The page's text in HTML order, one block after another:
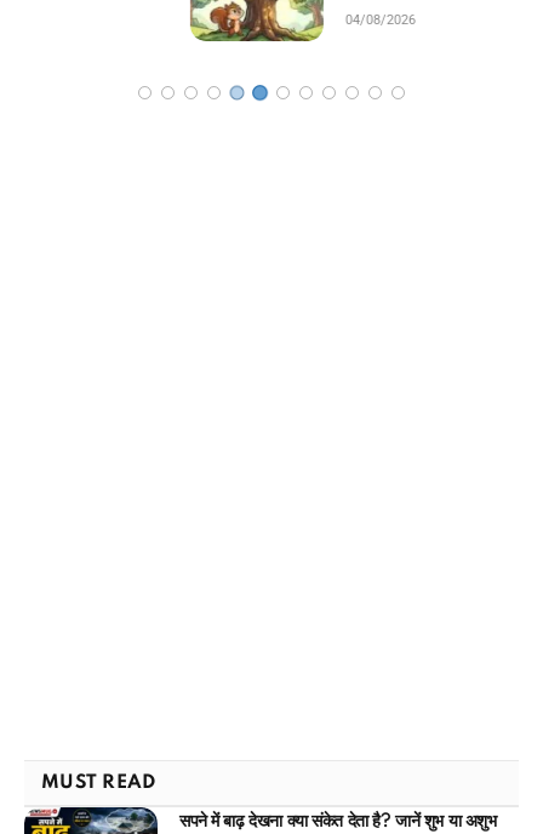
04/08/2026
MUST READ
सपने में बाढ़ देखना क्या संकेत देता है? जानें शुभ या अशुभ